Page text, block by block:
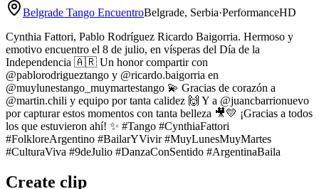
Belgrade Tango EncuentroBelgrade, Serbia·PerformanceHD
Cynthia Fattori, Pablo Rodríguez Ricardo Baigorria. Hermoso y
emotivo encuentro el 8 de julio, en vísperas del Día de la
Independencia 🇦🇷 Un honor compartir con
@pablorodrigueztango y @ricardo.baigorria en
@muylunestango_muymartestango 💫 Gracias de corazón a
@martin.chili y equipo por tanta calidez 🙌 Y a @juancbarrionuevo
por capturar estos momentos con tanta belleza 🎥💛 ¡Gracias a todos
los que estuvieron ahí! ✨ #Tango #CynthiaFattori
#FolkloreArgentino #BailarYVivir #MuyLunesMuyMartes
#CulturaViva #9deJulio #DanzaConSentido #ArgentinaBaila
Create clip